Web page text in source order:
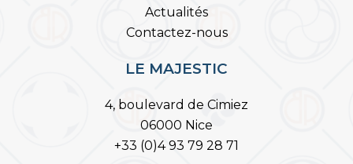
Actualités
Contactez-nous
LE MAJESTIC
4, boulevard de Cimiez
06000 Nice
+33 (0)4 93 79 28 71